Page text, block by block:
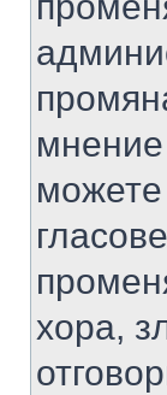
мнение
хора,